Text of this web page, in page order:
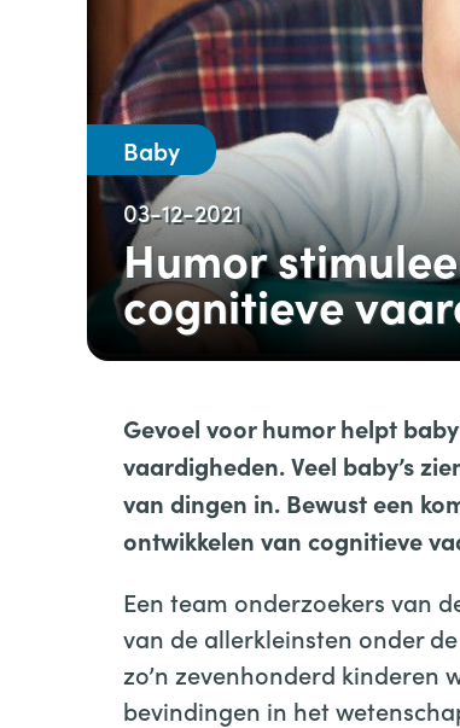
Baby
03-12-2021
Humor
cognitieve
Gevoel voor humor helpt
vaardigheden. Veel baby’s
van dingen in. Bewust een
ontwikkelen van cognitieve
Een team onderzoekers van
van de allerkleinsten onder
zo’n zevenhonderd kinderen
bevindingen in het